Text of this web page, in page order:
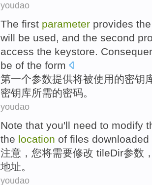
youdao
The first parameter provides the
will be used, and the second
access the keystore.
be of the form
第一个参数提供将被使用的密钥
密钥库所需的密码。
youdao
Note that you'll need to modify
the location of files downloaded
注意 ， 您将需要修改 tileDir参数
地址。
youdao